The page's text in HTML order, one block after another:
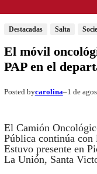
Destacadas Salta
El móvil
PAP en el
Posted bycarolina–1 de
El Camión
Pública continúa
Estuvo presente en
La Unión, Santa